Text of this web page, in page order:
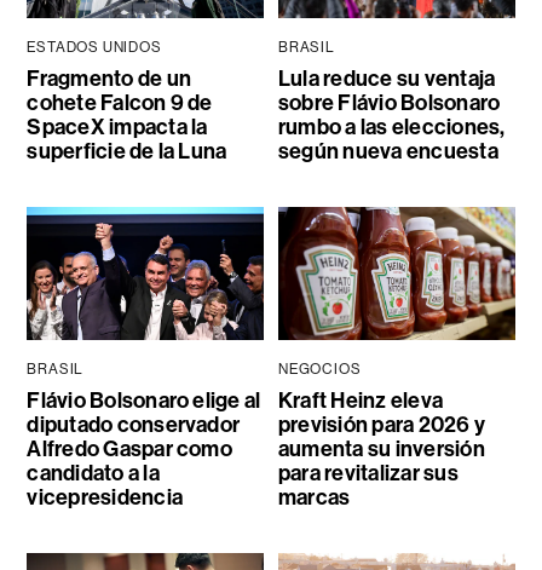
ESTADOS UNIDOS
Fragmento de un
cohete Falcon 9 de
SpaceX impacta la
superficie de la Luna
BRASIL
Lula reduce su ventaja
sobre Flávio Bolsonaro
rumbo a las elecciones,
según nueva encuesta
BRASIL
Flávio Bolsonaro elige al
diputado conservador
Alfredo Gaspar como
candidato a la
vicepresidencia
NEGOCIOS
Kraft Heinz eleva
previsión para 2026 y
aumenta su inversión
para revitalizar sus
marcas